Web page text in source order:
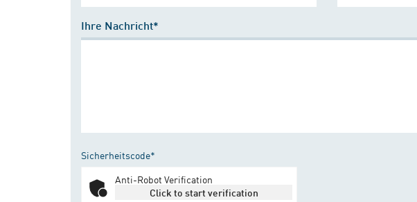
Ihre Nachricht*
Sicherheitscode*
Anti-Robot Verification
Click to start verification